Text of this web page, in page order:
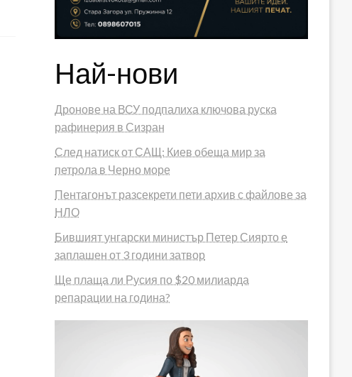
Най-нови
Дронове на ВСУ подпалиха ключова руска
рафинерия в Сизран
След натиск от САЩ: Киев обеща мир за
петрола в Черно море
Пентагонът разсекрети пети архив с файлове за
НЛО
Бившият унгарски министър Петер Сиярто е
заплашен от 3 години затвор
Ще плаща ли Русия по $20 милиарда
репарации на година?